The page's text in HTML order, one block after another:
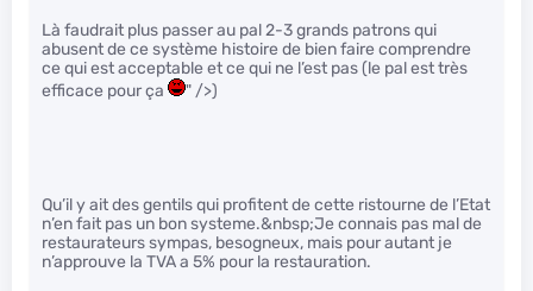
Là faudrait plus passer au pal 2-3 grands patrons qui
abusent de ce système histoire de bien faire comprendre
ce qui est acceptable et ce qui ne l’est pas (le pal est très
efficace pour ça
" />)
Qu’il y ait des gentils qui profitent de cette ristourne de l’Etat
n’en fait pas un bon systeme.&nbsp;Je connais pas mal de
restaurateurs sympas, besogneux, mais pour autant je
n’approuve la TVA a 5% pour la restauration.